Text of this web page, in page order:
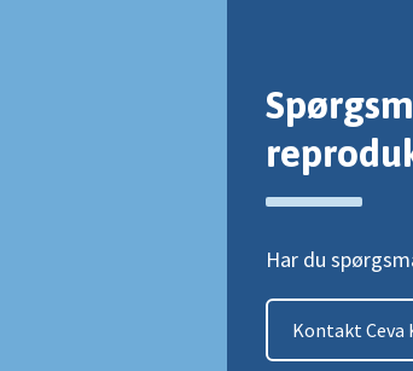
Har du
Kontakt Ceva